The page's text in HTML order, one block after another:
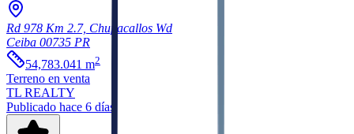
Rd 978 Km 2.7, Chupacallos Wd
Ceiba 00735 PR
54,783.041 m2
Terreno en venta
TL REALTY
Publicado hace 6 días